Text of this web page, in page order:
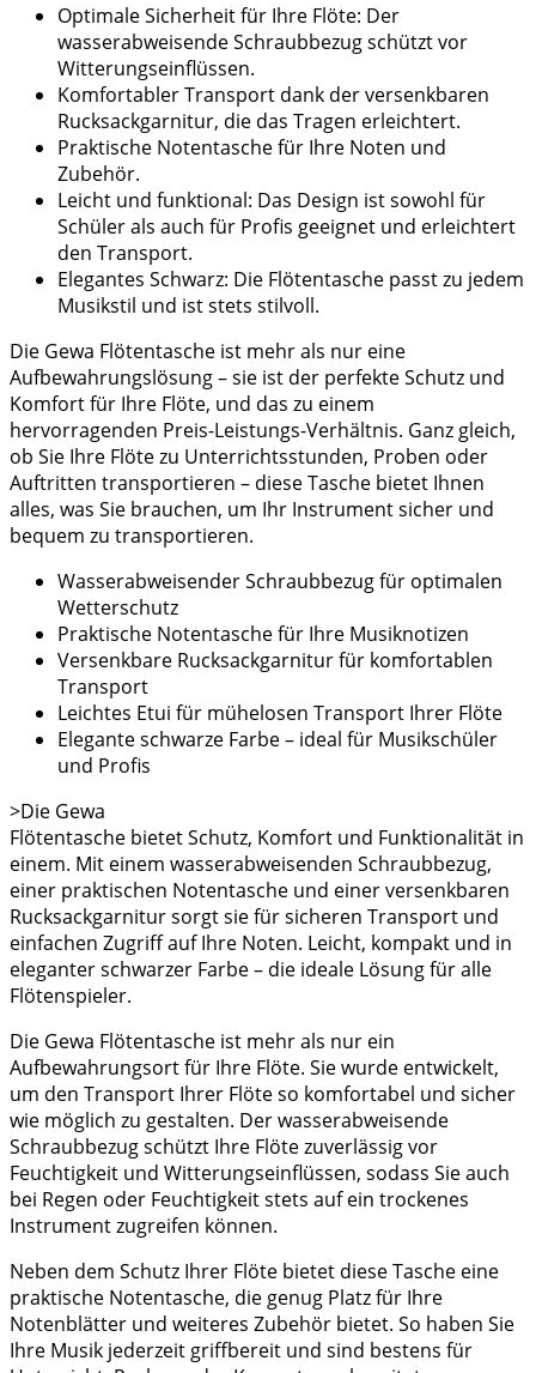
Optimale Sicherheit für Ihre Flöte: Der
wasserabweisende Schraubbezug schützt vor
Witterungseinflüssen.
Komfortabler Transport dank der versenkbaren
Rucksackgarnitur, die das Tragen erleichtert.
Praktische Notentasche für Ihre Noten und
Zubehör.
Leicht und funktional: Das Design ist sowohl für
Schüler als auch für Profis geeignet und erleichtert
den Transport.
Elegantes Schwarz: Die Flötentasche passt zu jedem
Musikstil und ist stets stilvoll.
Die Gewa Flötentasche ist mehr als nur eine
Aufbewahrungslösung – sie ist der perfekte Schutz und
Komfort für Ihre Flöte, und das zu einem
hervorragenden Preis-Leistungs-Verhältnis. Ganz gleich,
ob Sie Ihre Flöte zu Unterrichtsstunden, Proben oder
Auftritten transportieren – diese Tasche bietet Ihnen
alles, was Sie brauchen, um Ihr Instrument sicher und
bequem zu transportieren.
Wasserabweisender Schraubbezug für optimalen
Wetterschutz
Praktische Notentasche für Ihre Musiknotizen
Versenkbare Rucksackgarnitur für komfortablen
Transport
Leichtes Etui für mühelosen Transport Ihrer Flöte
Elegante schwarze Farbe – ideal für Musikschüler
und Profis
>Die Gewa
Flötentasche bietetSchutz, Komfort und Funktionalität in
einem. Mit einem wasserabweisenden Schraubbezug,
einer praktischen Notentasche und einerversenkbaren
Rucksackgarnitursorgt sie für sicheren Transport und
einfachen Zugriff auf Ihre Noten. Leicht, kompakt und in
eleganterschwarzer Farbe– die ideale Lösung für alle
Flötenspieler.
Die Gewa Flötentasche ist mehr als nur ein
Aufbewahrungsort für Ihre Flöte. Sie wurde entwickelt,
um den Transport Ihrer Flöte so komfortabel und sicher
wie möglich zu gestalten. Der wasserabweisende
Schraubbezug schützt Ihre Flöte zuverlässig vor
Feuchtigkeit und Witterungseinflüssen, sodass Sie auch
bei Regen oder Feuchtigkeit stets auf ein trockenes
Instrument zugreifen können.
Neben dem Schutz Ihrer Flöte bietet diese Tasche eine
praktische Notentasche, die genug Platz für Ihre
Notenblätter und weiteres Zubehör bietet. So haben Sie
Ihre Musik jederzeit griffbereit und sind bestens für